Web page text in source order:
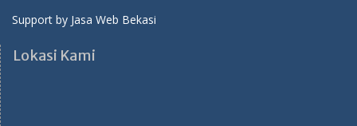
Support by Jasa Web Bekasi
Lokasi Kami